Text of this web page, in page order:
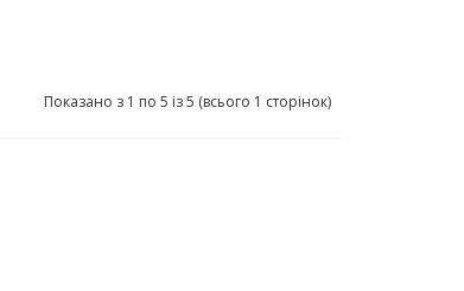
Показано з 1 по 5 із 5 (всього 1 сторінок)